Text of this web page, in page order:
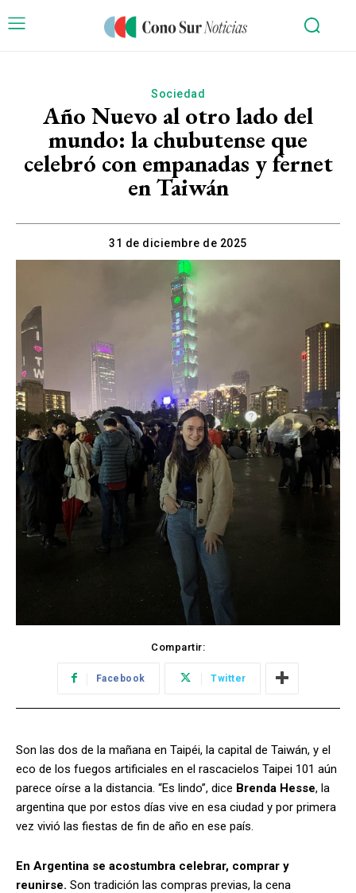
Sociedad
Año Nuevo al otro lado del
mundo: la chubutense que
celebró con empanadas y fernet
en Taiwán
31 de diciembre de 2025
Compartir:
Facebook Twitter
Son las dos de la mañana en Taipéi, la capital de Taiwán, y el
eco de los fuegos artificiales en el rascacielos Taipei 101 aún
parece oírse a la distancia. “Es lindo”, dice Brenda Hesse, la
argentina que por estos días vive en esa ciudad y por primera
vez vivió las fiestas de fin de año en ese país.
En Argentina se acostumbra celebrar, comprar y
reunirse. Son tradición las compras previas, la cena